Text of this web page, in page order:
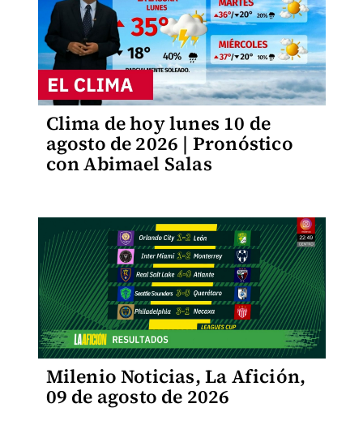
Clima de hoy lunes 10 de
agosto de 2026 | Pronóstico
con Abimael Salas
Milenio Noticias, La Afición,
09 de agosto de 2026